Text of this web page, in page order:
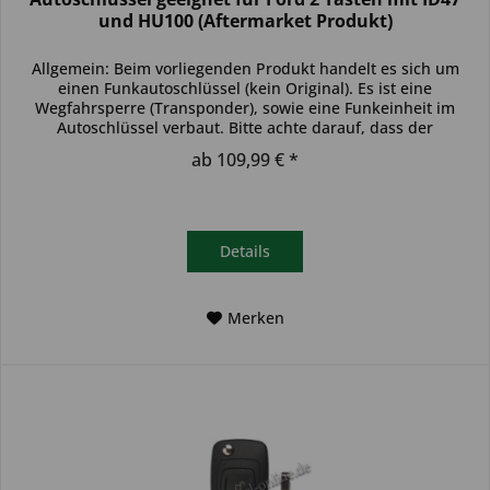
und HU100 (Aftermarket Produkt)
Allgemein: Beim vorliegenden Produkt handelt es sich um
einen Funkautoschlüssel (kein Original). Es ist eine
Wegfahrsperre (Transponder), sowie eine Funkeinheit im
Autoschlüssel verbaut. Bitte achte darauf, dass der
Autoschlüssel deinem...
ab 109,99 € *
Details
Merken